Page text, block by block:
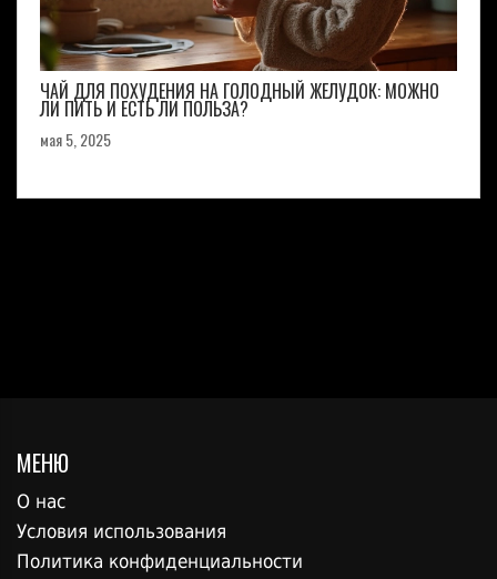
ЧАЙ ДЛЯ ПОХУДЕНИЯ НА ГОЛОДНЫЙ ЖЕЛУДОК: МОЖНО
ЛИ ПИТЬ И ЕСТЬ ЛИ ПОЛЬЗА?
мая 5, 2025
МЕНЮ
О нас
Условия использования
Политика конфиденциальности